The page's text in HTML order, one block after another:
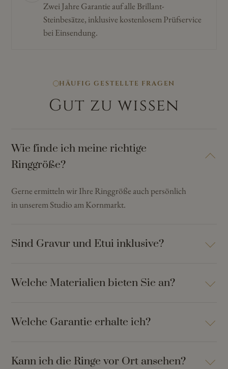
Zwei Jahre Garantie auf alle Brillant-
Steinbesätze, inklusive kostenlosem Prüfservice
bei Einsendung.
HÄUFIG GESTELLTE FRAGEN
Gut zu wissen
Wie finde ich meine richtige
Ringgröße?
Gerne ermitteln wir Ihre Ringgröße auch persönlich
in unserem Studio am Kornmarkt.
Sind Gravur und Etui inklusive?
Welche Materialien bieten Sie an?
Welche Garantie erhalte ich?
Kann ich die Ringe vor Ort ansehen?